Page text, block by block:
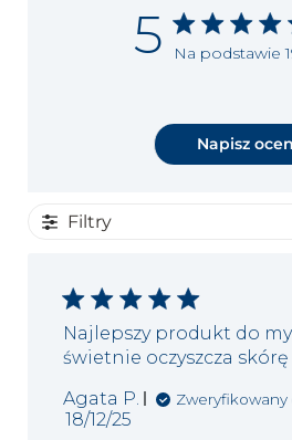
5 Na podstawie
Napisz
Filtry
Najlepszy produkt do
świetnie oczyszcza skórę
Agata P.
Zweryfikowany
Data
18/12/25